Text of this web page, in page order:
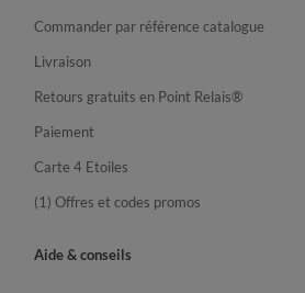
Commander par référence catalogue
Livraison
Retours gratuits en Point Relais®
Paiement
Carte 4 Etoiles
(1) Offres et codes promos
Aide & conseils